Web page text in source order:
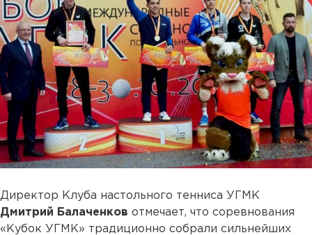
Директор Клуба настольного тенниса УГМК
Дмитрий Балаченков отмечает, что соревнования
«Кубок УГМК» традиционно собрали сильнейших